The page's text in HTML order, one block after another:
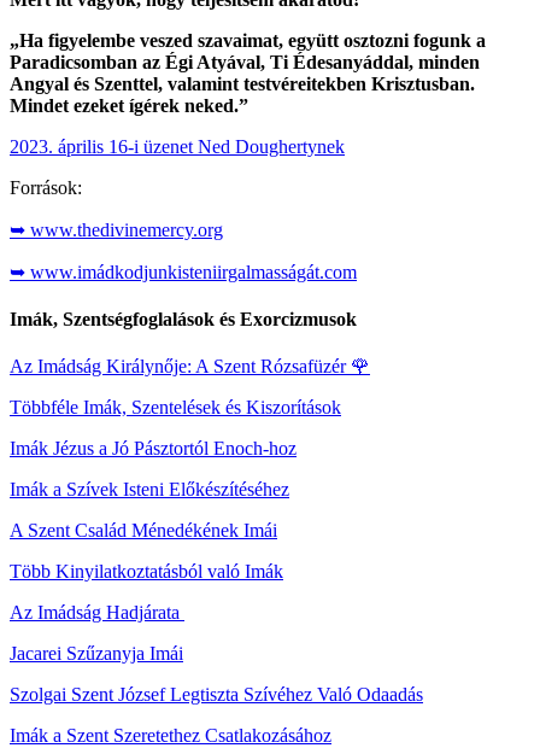
„Ha figyelembe veszed szavaimat, együtt osztozni fogunk a
Paradicsomban az Égi Atyával, Ti Édesanyáddal, minden
Angyal és Szenttel, valamint testvéreitekben Krisztusban.
Mindet ezeket ígérek neked.”
2023. április 16-i üzenet Ned Doughertynek
Források:
➥ www.thedivinemercy.org
➥ www.imádkodjunkisteniirgalmasságát.com
Imák, Szentségfoglalások és Exorcizmusok
Az Imádság Királynője: A Szent Rózsafüzér 🌹
Többféle Imák, Szentelések és Kiszorítások
Imák Jézus a Jó Pásztortól Enoch-hoz
Imák a Szívek Isteni Előkészítéséhez
A Szent Család Ménedékének Imái
Több Kinyilatkoztatásból való Imák
Az Imádság Hadjárata
Jacarei Szűzanyja Imái
Szolgai Szent József Legtiszta Szívéhez Való Odaadás
Imák a Szent Szeretethez Csatlakozásához